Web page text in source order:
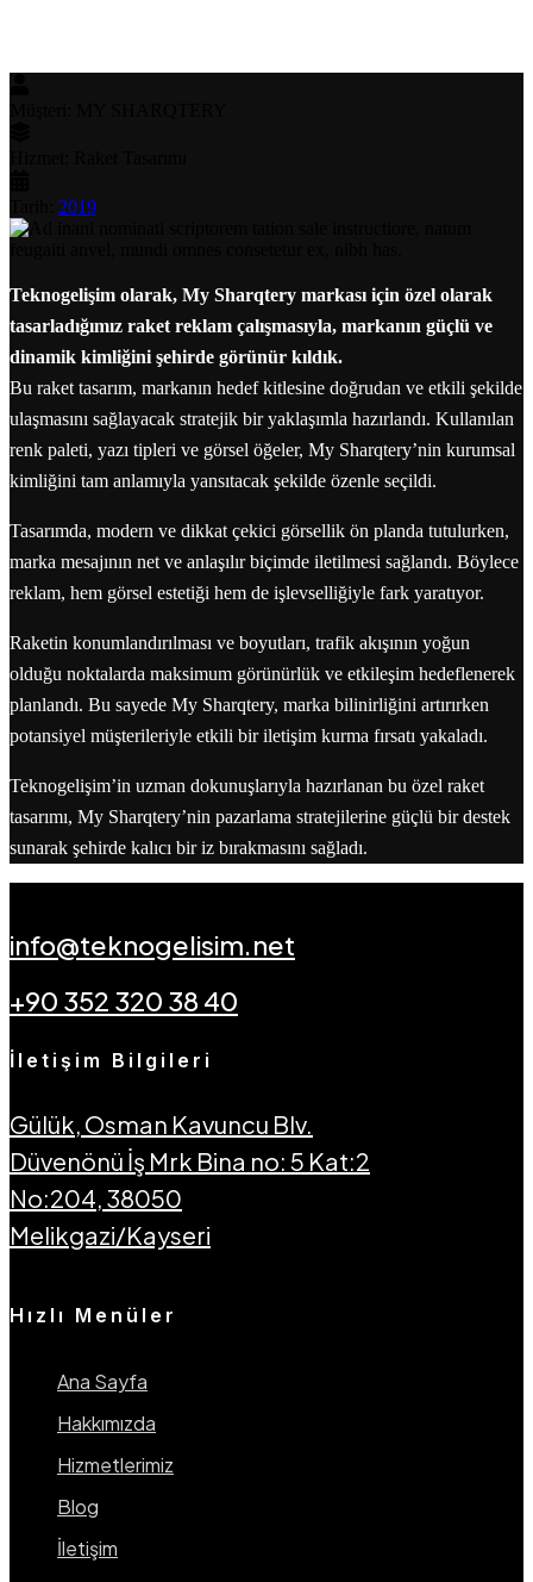
2019
Teknogelişim olarak, My Sharqtery markası için özel olarak
tasarladığımız raket reklam çalışmasıyla, markanın güçlü ve
dinamik kimliğini şehirde görünür kıldık.
Bu raket tasarım, markanın hedef kitlesine doğrudan ve etkili şekilde
ulaşmasını sağlayacak stratejik bir yaklaşımla hazırlandı. Kullanılan
renk paleti, yazı tipleri ve görsel öğeler, My Sharqtery’nin kurumsal
kimliğini tam anlamıyla yansıtacak şekilde özenle seçildi.
Tasarımda, modern ve dikkat çekici görsellik ön planda tutulurken,
marka mesajının net ve anlaşılır biçimde iletilmesi sağlandı. Böylece
reklam, hem görsel estetiği hem de işlevselliğiyle fark yaratıyor.
Raketin konumlandırılması ve boyutları, trafik akışının yoğun
olduğu noktalarda maksimum görünürlük ve etkileşim hedeflenerek
planlandı. Bu sayede My Sharqtery, marka bilinirliğini artırırken
potansiyel müşterileriyle etkili bir iletişim kurma fırsatı yakaladı.
Teknogelişim’in uzman dokunuşlarıyla hazırlanan bu özel raket
tasarımı, My Sharqtery’nin pazarlama stratejilerine güçlü bir destek
sunarak şehirde kalıcı bir iz bırakmasını sağladı.
info@teknogelisim.net
+90 352 320 38 40
İletişim Bilgileri
Gülük, Osman Kavuncu Blv.
Düvenönü İş Mrk Bina no: 5 Kat:2
No:204, 38050
Melikgazi/Kayseri
Hızlı Menüler
Ana Sayfa
Hakkımızda
Hizmetlerimiz
Blog
İletişim